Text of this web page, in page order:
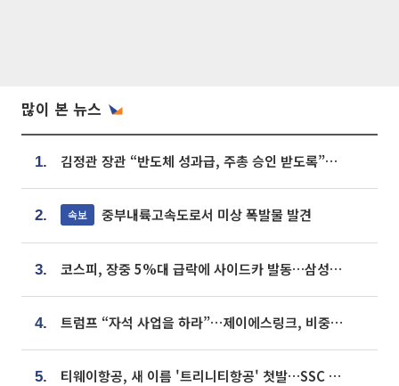
많이 본 뉴스
1. 김정관 장관 “반도체 성과급, 주총 승인 받도록”…상법·자본시장법 개정 시사
2. 속보 중부내륙고속도로서 미상 폭발물 발견
3. 코스피, 장중 5%대 급락에 사이드카 발동…삼성·SK 동반 폭락
4. 트럼프 “자석 사업을 하라”…제이에스링크, 비중국 영구자석 공급망 구축 속도
5. 티웨이항공, 새 이름 '트리니티항공' 첫발…SSC 전략 본격화